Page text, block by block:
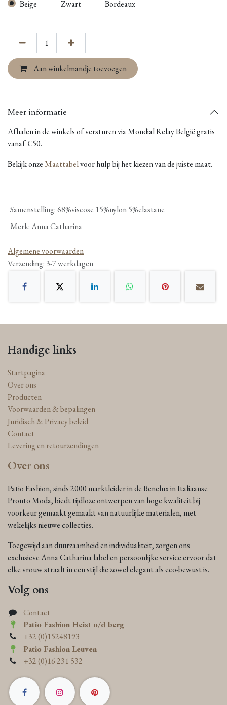
Beige Zwart Bordeaux
Aan winkelmandje toevoegen
Meer informatie
Afhalen in de winkels of versturen via Mondial Relay België gratis
vanaf €50.
Bekijk onzeMaattabelvoor hulp bij het kiezen van de juiste maat.
Samenstelling:68%viscose 15%nylon 5%elastane
Merk:Anna Catharina
Algemene voorwaarden
Verzending: 3-7 werkdagen
Handige links
Startpagina
Over ons
Producten
Voorwaarden & bepalingen
Juridisch & Privacy beleid
Contact
Levering en retourzendingen
Over ons
Patio Fashion, sinds 2000 marktleider in de Benelux in Italiaanse
Pronto Moda, biedt tijdloze ontwerpen van hoge kwaliteit bij
voorkeur gemaakt gemaakt van natuurlijke materialen, met
wekelijks nieuwe collecties.
Toegewijd aan duurzaamheid en individualiteit, zorgen ons
exclusieve Anna Catharina label en persoonlijke service ervoor dat
elke vrouw straalt in een stijl die zowel elegant als eco-bewust is.
Volg ons
Contact
Patio Fashion Heist o/d berg
+32 (0)15248193
Patio Fashion Leuven
+32 (0)16 231 532